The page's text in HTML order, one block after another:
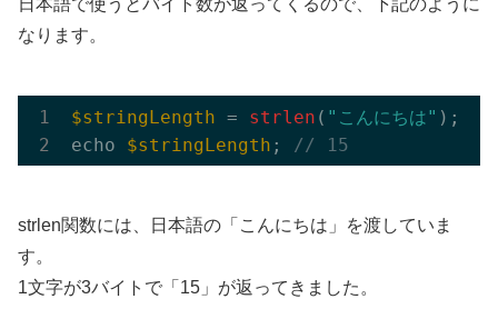
日本語で使うとバイト数が返ってくるので、下記のように
なります。
$stringLength = strlen ( "こんにちは" );
echo $stringLength ; // 15
strlen関数には、日本語の「 こんにちは 」を渡していま
す。
1文字が3バイトで「15」が返ってきました。